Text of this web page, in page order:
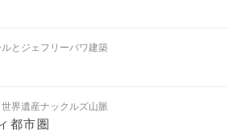
とジェフリーバワ建築
界遺産ナックルズ山脈
都市圏